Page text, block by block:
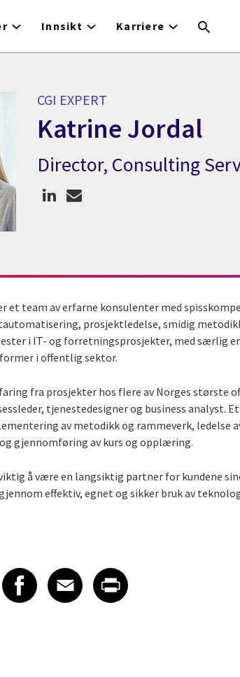
Innsikt Karriere
CGI EXPERT
Katrine Jordal
CGI Expert Katrine Jordal
Director, Consulting
et team av erfarne konsulenter med
prosjektledelse, smidig
i IT- og forretningsprosjekter, med særlig
i offentlig sektor.
fra prosjekter hos flere av Norges største
tjenestedesigner og business analyst.
av metodikk og rammeverk, ledelse
gjennomføring av kurs og opplæring.
å være en langsiktig partner for kundene
effektiv, egnet og sikker bruk av
on LinkedIn
article on X
XShare article on Facebook
Facebook
Share article on Email
Email
Share article on